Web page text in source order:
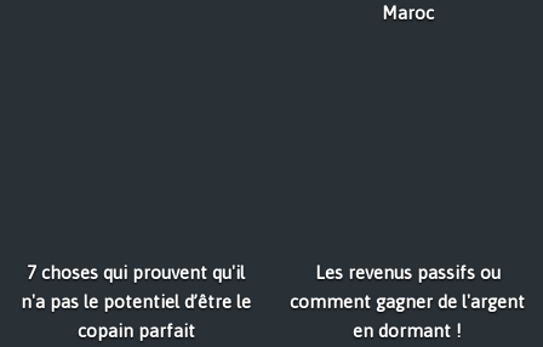
Maroc
7 choses qui prouvent qu'il
n'a pas le potentiel d’être le
copain parfait
Les revenus passifs ou
comment gagner de l'argent
en dormant !